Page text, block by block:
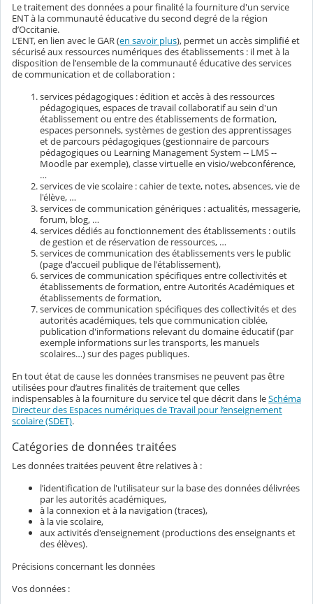
Le traitement des données a pour finalité la fourniture d'un service
ENT à la communauté éducative du second degré de la région
d’Occitanie.
L’ENT, en lien avec le GAR (en savoir plus), permet un accès simplifié et
sécurisé aux ressources numériques des établissements : il met à la
disposition de l'ensemble de la communauté éducative des services
de communication et de collaboration :
services pédagogiques : édition et accès à des ressources
pédagogiques, espaces de travail collaboratif au sein d'un
établissement ou entre des établissements de formation,
espaces personnels, systèmes de gestion des apprentissages
et de parcours pédagogiques (gestionnaire de parcours
pédagogiques ou Learning Management System -- LMS --
Moodle par exemple), classe virtuelle en visio/webconférence,
…
services de vie scolaire : cahier de texte, notes, absences, vie de
l'élève, …
services de communication génériques : actualités, messagerie,
forum, blog, …
services dédiés au fonctionnement des établissements : outils
de gestion et de réservation de ressources, …
services de communication des établissements vers le public
(page d'accueil publique de l'établissement),
services de communication spécifiques entre collectivités et
établissements de formation, entre Autorités Académiques et
établissements de formation,
services de communication spécifiques des collectivités et des
autorités académiques, tels que communication ciblée,
publication d'informations relevant du domaine éducatif (par
exemple informations sur les transports, les manuels
scolaires…) sur des pages publiques.
En tout état de cause les données transmises ne peuvent pas être
utilisées pour d’autres finalités de traitement que celles
indispensables à la fourniture du service tel que décrit dans leSchéma
Directeur des Espaces numériques de Travail pour l’enseignement
scolaire (SDET).
Catégories de données traitées
Les données traitées peuvent être relatives à :
l’identification de l'utilisateur sur la base des données délivrées
par les autorités académiques,
à la connexion et à la navigation (traces),
à la vie scolaire,
aux activités d'enseignement (productions des enseignants et
des élèves).
Précisions concernant les données
Vos données :